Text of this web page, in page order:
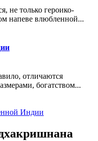
не только героико-
напеве влюбленной...
отличаются
богатством...
Индии